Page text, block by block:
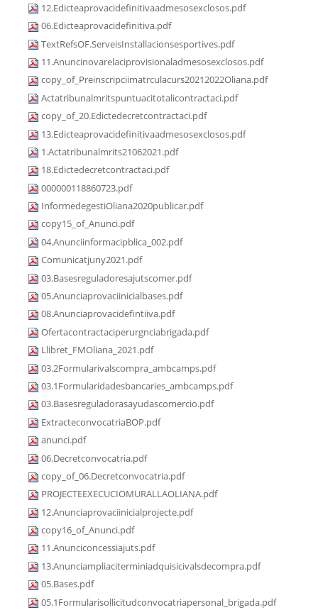
12.Edicteaprovacidefinitivaadmesosexclosos.pdf
06.Edicteaprovacidefinitiva.pdf
TextRefsOF.ServeisInstallacionsesportives.pdf
11.Anuncinovarelaciprovisionaladmesosexclosos.pdf
copy_of_Preinscripciimatrculacurs20212022Oliana.pdf
Actatribunalmritspuntuacitotalicontractaci.pdf
copy_of_20.Edictedecretcontractaci.pdf
13.Edicteaprovacidefinitivaadmesosexclosos.pdf
1.Actatribunalmrits21062021.pdf
18.Edictedecretcontractaci.pdf
000000118860723.pdf
InformedegestiOliana2020publicar.pdf
copy15_of_Anunci.pdf
04.Anunciinformacipblica_002.pdf
Comunicatjuny2021.pdf
03.Basesreguladoresajutscomer.pdf
05.Anunciaprovaciinicialbases.pdf
08.Anunciaprovacidefintiiva.pdf
Ofertacontractaciperurgnciabrigada.pdf
Llibret_FMOliana_2021.pdf
03.2Formularivalscompra_ambcamps.pdf
03.1Formularidadesbancaries_ambcamps.pdf
03.Basesreguladorasayudascomercio.pdf
ExtracteconvocatriaBOP.pdf
anunci.pdf
06.Decretconvocatria.pdf
copy_of_06.Decretconvocatria.pdf
PROJECTEEXECUCIOMURALLAOLIANA.pdf
12.Anunciaprovaciinicialprojecte.pdf
copy16_of_Anunci.pdf
11.Anunciconcessiajuts.pdf
13.Anunciampliaciterminiadquisicivalsdecompra.pdf
05.Bases.pdf
05.1Formularisollicitudconvocatriapersonal_brigada.pdf